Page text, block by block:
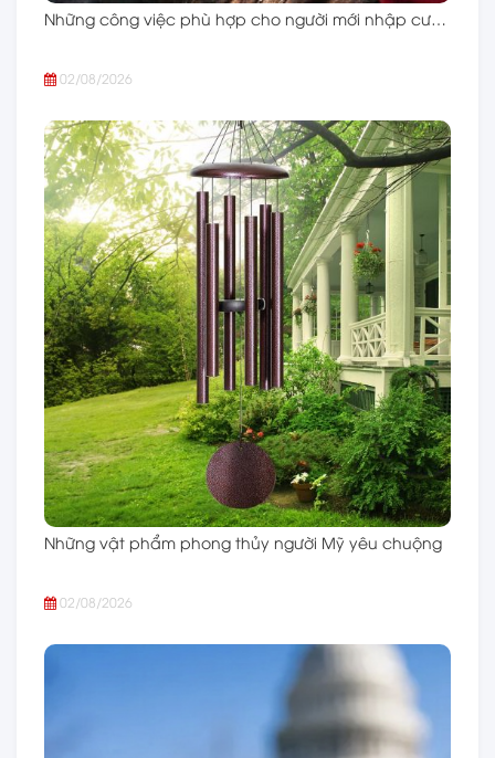
Những công việc phù hợp cho người mới nhập cư…
02/08/2026
Những vật phẩm phong thủy người Mỹ yêu chuộng
02/08/2026